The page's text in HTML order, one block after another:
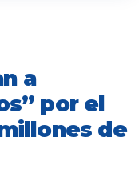
a
por el
de